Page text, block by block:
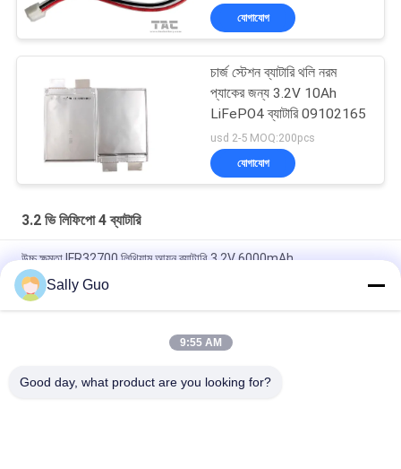
যোগাযোগ
চার্জ স্টেশন ব্যাটারি থলি নরম
প্যাকের জন্য 3.2V 10Ah
LiFePO4 ব্যাটারি 09102165
usd 2-5 MOQ:200pcs
যোগাযোগ
3.2 ভি লিফিপো 4 ব্যাটারি
উচ্চ ক্ষমতা IFR32700 লিথিয়াম আয়ন ব্যাটারি 3.2V 6000mAh
সৌর চালিত বৈদ্যুতিক বেড়ার জন্য IFR32140 2S1P 6.4V 15AH 3.2V LiFePO4
ব্যাটারি প্যাক
113AH 3.2V LiFePO4 ব্যাটারি এলপিএফ 42173205 EV এবং ESS
Sally Guo
9:55 AM
Good day, what product are you looking for?